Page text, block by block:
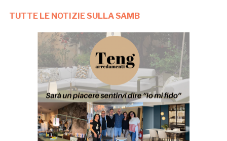
TUTTE LE NOTIZIE SULLA SAMB